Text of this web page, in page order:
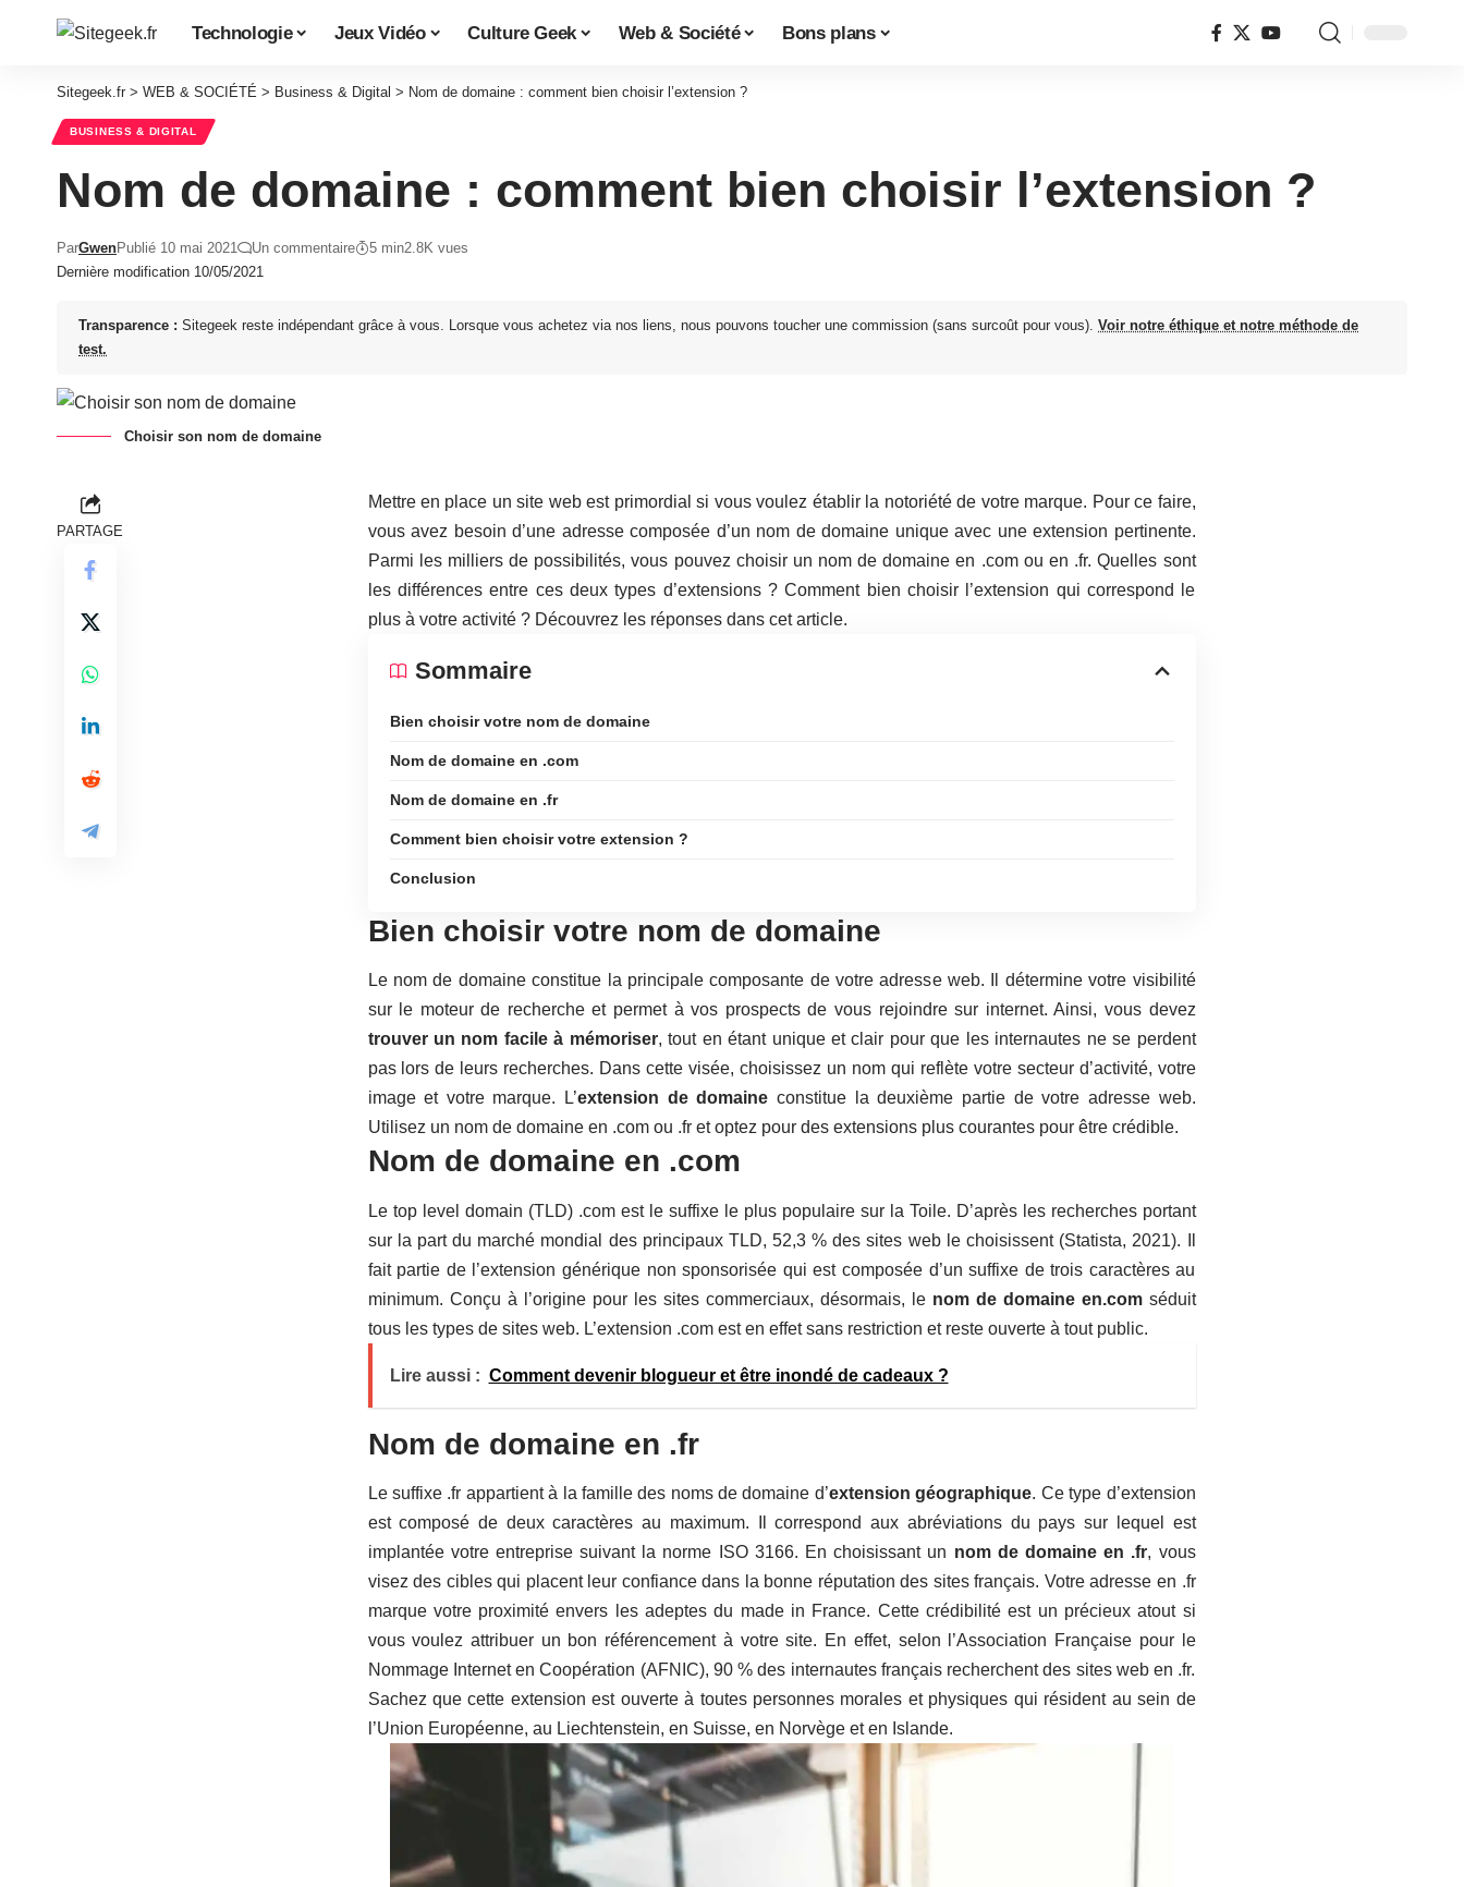
Technologie Jeux Vidéo Culture Geek Web & Société Bons plans
Sitegeek.fr > WEB & SOCIÉTÉ > Business & Digital > Nom de domaine : comment bien choisir l’extension ?
BUSINESS & DIGITAL
Nom de domaine : comment bien choisir l’extension ?
Dernière modification 10/05/2021
ParGwenPublié 10 mai 2021 Un commentaire 5 min2.8K vues
Transparence : Sitegeek reste indépendant grâce à vous. Lorsque vous achetez via nos liens, nous pouvons toucher une commission (sans surcoût pour vous). Voir notre éthique et notre méthode de
test.
Choisir son nom de domaine
PARTAGE
Mettre en place un site web est primordial si vous voulez établir la notoriété de votre marque. Pour ce faire,
vous avez besoin d’une adresse composée d’un nom de domaine unique avec une extension pertinente.
Parmi les milliers de possibilités, vous pouvez choisir un nom de domaine en .com ou en .fr. Quelles sont
les différences entre ces deux types d’extensions ? Comment bien choisir l’extension qui correspond le
plus à votre activité ? Découvrez les réponses dans cet article.
Sommaire
Bien choisir votre nom de domaine
Nom de domaine en .com
Nom de domaine en .fr
Comment bien choisir votre extension ?
Conclusion
Bien choisir votre nom de domaine
Le nom de domaine constitue la principale composante de votre adresse web. Il détermine votre visibilité
sur le moteur de recherche et permet à vos prospects de vous rejoindre sur internet. Ainsi, vous devez
trouver un nom facile à mémoriser, tout en étant unique et clair pour que les internautes ne se perdent
pas lors de leurs recherches. Dans cette visée, choisissez un nom qui reflète votre secteur d’activité, votre
image et votre marque. L’extension de domaine constitue la deuxième partie de votre adresse web.
Utilisez un nom de domaine en .com ou .fret optez pour des extensions plus courantes pour être crédible.
Nom de domaine en .com
Le top level domain (TLD) .com est le suffixe le plus populaire sur la Toile. D’après les recherches portant
sur la part du marché mondial des principaux TLD, 52,3 % des sites web le choisissent (Statista, 2021). Il
fait partie de l’extension générique non sponsorisée qui est composée d’un suffixe de trois caractères au
minimum. Conçu à l’origine pour les sites commerciaux, désormais, le nom de domaine en.comséduit
tous les types de sites web. L’extension .com est en effet sans restriction et reste ouverte à tout public.
Lire aussi : Comment devenir blogueur et être inondé de cadeaux ?
Nom de domaine en .fr
Le suffixe .fr appartient à la famille des noms de domaine d’extension géographique. Ce type d’extension
est composé de deux caractères au maximum. Il correspond aux abréviations du pays sur lequel est
implantée votre entreprise suivant la norme ISO 3166. En choisissant un nom de domaine en .fr, vous
visez des cibles qui placent leur confiance dans la bonne réputation des sites français. Votre adresse en .fr
marque votre proximité envers les adeptes du made in France. Cette crédibilité est un précieux atout si
vous voulez attribuer un bon référencement à votre site. En effet, selon l’Association Française pour le
Nommage Internet en Coopération (AFNIC), 90 % des internautes français recherchent des sites web en .fr.
Sachez que cette extension est ouverte à toutes personnes morales et physiques qui résident au sein de
l’Union Européenne, au Liechtenstein, en Suisse, en Norvège et en Islande.